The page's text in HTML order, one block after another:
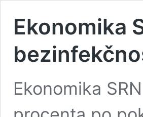
Ekonomika
Ekonomika